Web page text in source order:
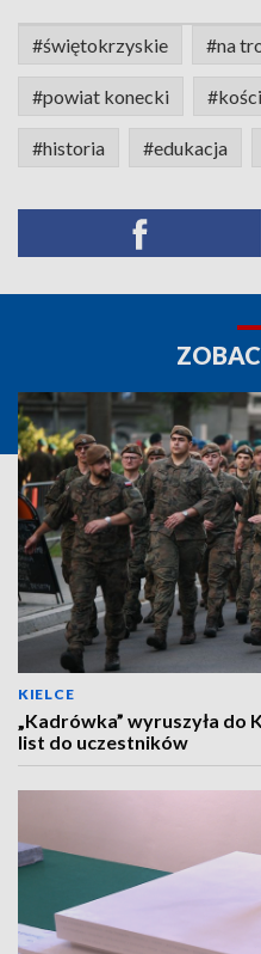
#świętokrzyskie #na
#powiat konecki
#historia #edukacja
KIELCE
„Kadrówka” wyruszyła do
list do uczestników